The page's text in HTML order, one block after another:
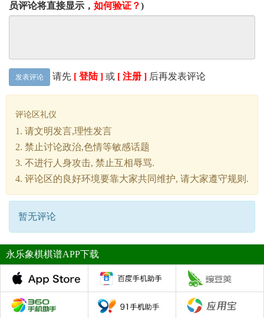
员评论将直接显示， 如何验证？)
发表评论 请先 [ 登陆 ] 或 [ 注册 ] 后再发表评论
评论区礼仪
1. 请文明发言,理性发言
2. 禁止讨论政治,色情等敏感话题
3. 不进行人身攻击, 禁止互相辱骂.
4. 评论区的良好环境要靠大家共同维护, 请大家遵守规则.
暂无评论
永乐象棋棋谱APP下载